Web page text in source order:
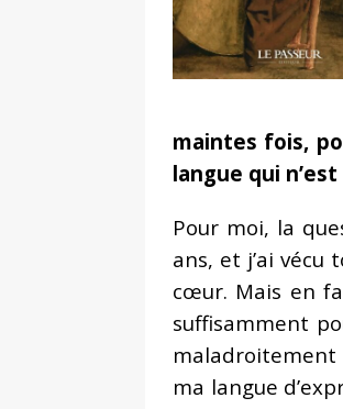
maintes fois,
langue qui
Pour moi, la
ans, et j’ai vécu
cœur. Mais en
suffisamment
maladroitement
ma langue